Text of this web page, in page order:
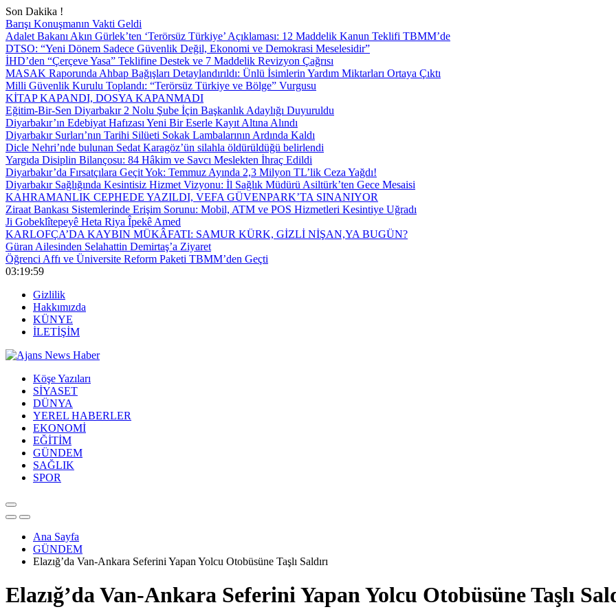
Son Dakika !
Barışı Konuşmanın Vakti Geldi
Adalet Bakanı Akın Gürlek’ten ‘Terörsüz Türkiye’ Açıklaması: 12 Maddelik Kanun Teklifi TBMM’de
DTSO: “Yeni Dönem Sadece Güvenlik Değil, Ekonomi ve Demokrasi Meselesidir”
İHD’den “Çerçeve Yasa” Teklifine Destek ve 7 Maddelik Revizyon Çağrısı
MASAK Raporunda Ahbap Bağışları Detaylandırıldı: Ünlü İsimlerin Yardım Miktarları Ortaya Çıktı
Milli Güvenlik Kurulu Toplandı: “Terörsüz Türkiye ve Bölge” Vurgusu
KİTAP KAPANDI, DOSYA KAPANMADI
Eğitim-Bir-Sen Diyarbakır 2 Nolu Şube İçin Başkanlık Adaylığı Duyuruldu
Diyarbakır’ın Edebiyat Hafızası Yeni Bir Eserle Kayıt Altına Alındı
Diyarbakır Surları’nın Tarihi Silüeti Sokak Lambalarının Ardında Kaldı
Dicle Nehri’nde bulunan Sedat Karagöz’ün silahla öldürüldüğü belirlendi
Yargıda Disiplin Bilançosu: 84 Hâkim ve Savcı Meslekten İhraç Edildi
Diyarbakır’da Fırsatçılara Geçit Yok: Temmuz Ayında 2,3 Milyon TL’lik Ceza Yağdı!
Diyarbakır Sağlığında Kesintisiz Hizmet Vizyonu: İl Sağlık Müdürü Asiltürk’ten Gece Mesaisi
KAHRAMANLIK CEPHEDE YAZILDI, VEFA GÜVENPARK’TA SINANIYOR
Ziraat Bankası Sistemlerinde Erişim Sorunu: Mobil, ATM ve POS Hizmetleri Kesintiye Uğradı
Ji Gobeklîtepeyê Heta Riya Îpekê Amed
KARLOFÇA’DA KAYBIN MÜKÂFATI: SAMUR KÜRK, GİZLİ NİŞAN,YA BUGÜN?
Güran Ailesinden Selahattin Demirtaş’a Ziyaret
Öğrenci Affı ve Üniversite Reform Paketi TBMM’den Geçti
03:20:00
Gizlilik
Hakkımızda
KÜNYE
İLETİŞİM
Köşe Yazıları
SİYASET
DÜNYA
YEREL HABERLER
EKONOMİ
EĞİTİM
GÜNDEM
SAĞLIK
SPOR
Ana Sayfa
GÜNDEM
Elazığ’da Van-Ankara Seferini Yapan Yolcu Otobüsüne Taşlı Saldırı
Elazığ’da Van-Ankara Seferini Yapan Yolcu Otobüsüne Taşlı